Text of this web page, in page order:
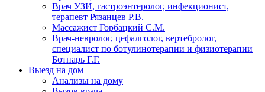
Врач УЗИ, гастроэнтеролог, инфекционист,
терапевт Рязанцев Р.В.
Массажист Горбацкий С.М.
Врач-невролог, цефалголог, вертебролог,
специалист по ботулинотерапии и физиотерапии
Ботнарь Г.Г.
Выезд на дом
Анализы на дому